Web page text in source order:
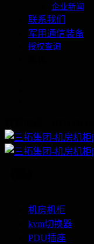
企业新闻
联系我们
军用通信装备
授权查询
机房机柜
kvm切换器
PDU插座